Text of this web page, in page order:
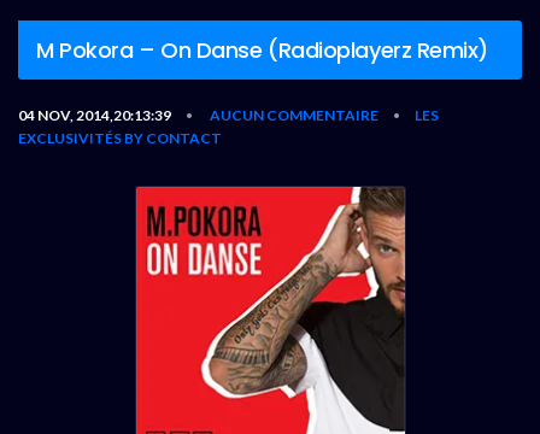
M Pokora – On Danse (Radioplayerz Remix)
04 NOV, 2014,20:13:39 • AUCUN COMMENTAIRE •
LES
EXCLUSIVITÉS BY CONTACT